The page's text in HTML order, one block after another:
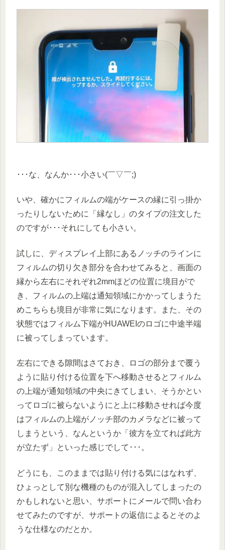
･･･な、なんか･･･小さい(￣▽￣;)
いや、確かにフィルムの端がケースの縁に引っ掛か
ったりしないために「縁なし」のタイプの注文した
のですが･･･それにしても小さい。
試しに、ディスプレイ上部にあるノッチのラインに
フィルムの切り欠き部分を合わせてみると、画面の
縁から左右にそれぞれ2mmほどの位置に境目がで
き、フィルムの上端は通知領域にかかってしまうた
めこちらも境目が非常に気になります。また、その
状態ではフィルム下端がHUAWEIのロゴに中途半端
に被ってしまっています。
左右にできる隙間はさておき、ロゴの部分まで覆う
ように貼り付ける位置を下へ移動させるとフィルム
の上端が通知領域の中央にきてしまい、そうかとい
ってロゴに被らないようにと上に移動させれば今度
はフィルムの上端がノッチ部のカメラなどに被って
しまうという、なんというか「彼方を立てれば此方
が立たず」といった感じでして･･･。
どうにも、このままでは貼り付ける気にはなれず、
ひょっとして別な機種のものが混入してしまったの
かもしれないと思い、サポートにメールで問い合わ
せてみたのですが、サポートの返信によるとそのよ
うな仕様なのだとか。